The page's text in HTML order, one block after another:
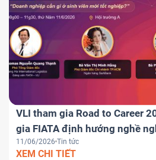
VLI tham gia Road to Career
gia FIATA định hướng nghề
11/06/2026 Tin tức
XEM CHI TIẾT